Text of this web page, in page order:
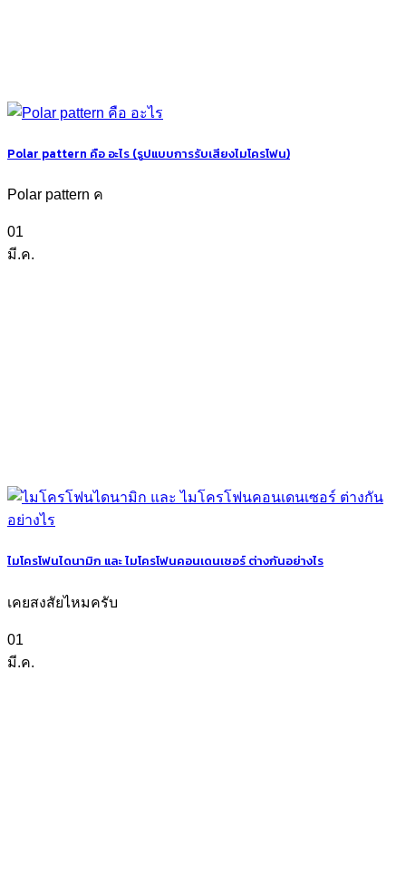
Polar pattern คือ อะไร (รูปแบบการรับเสียงไมโครโฟน)
Polar pattern ค
01
มี.ค.
ไมโครโฟนไดนามิก และ ไมโครโฟนคอนเดนเซอร์ ต่างกันอย่างไร
เคยสงสัยไหมครับ
01
มี.ค.